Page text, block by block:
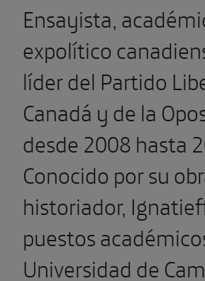
Ensayista,
expolítico
líder del Partido
Canadá y de la
desde 2008 hasta
Conocido por su
historiador,
puestos
Universidad de